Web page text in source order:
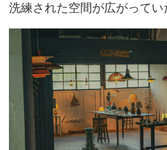
洗練された空間が広がってい